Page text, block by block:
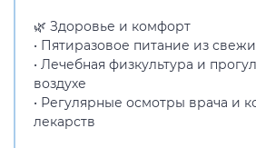
🌿 Здоровье и комфорт
• Пятиразовое питание из
• Лечебная физкультура и
воздухе
• Регулярные осмотры врача и
лекарств